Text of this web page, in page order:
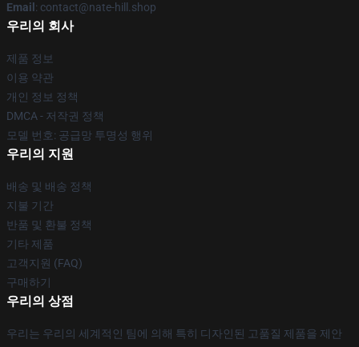
Email : contact@nate-hill.shop
우리의 회사
제품 정보
이용 약관
개인 정보 정책
DMCA - 저작권 정책
모델 번호: 공급망 투명성 행위
우리의 지원
배송 및 배송 정책
지불 기간
반품 및 환불 정책
기타 제품
고객지원 (FAQ)
구매하기
우리의 상점
우리는 우리의 세계적인 팀에 의해 특히 디자인된 고품질 제품을 제안